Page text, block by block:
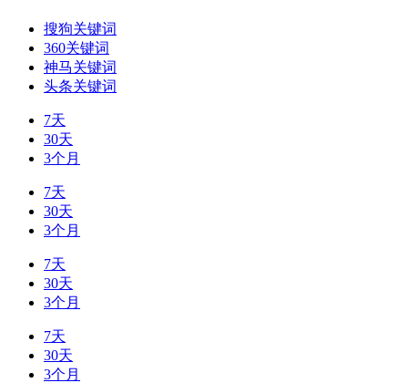
搜狗关键词
360关键词
神马关键词
头条关键词
7天
30天
3个月
7天
30天
3个月
7天
30天
3个月
7天
30天
3个月